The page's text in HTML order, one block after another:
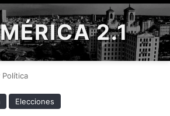
2.1
Política
Elecciones